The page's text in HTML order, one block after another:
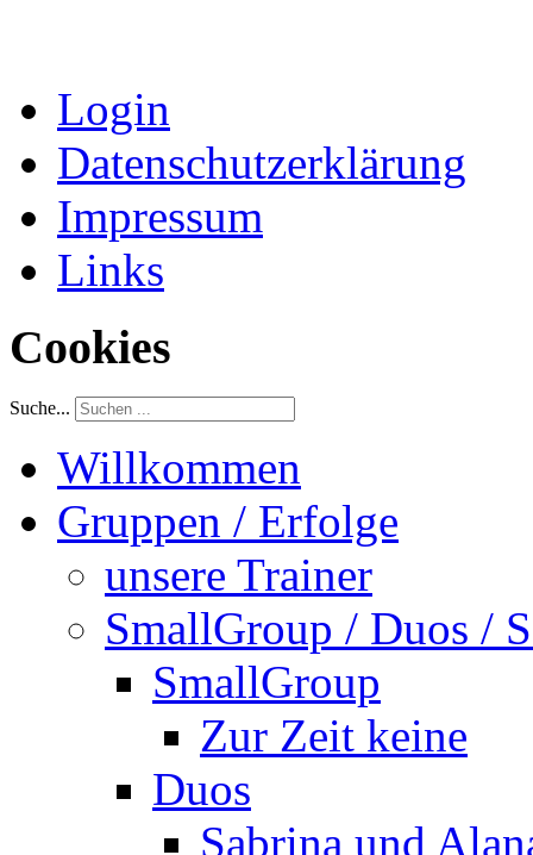
Login
Datenschutzerklärung
Impressum
Links
Cookies
Suche...
Willkommen
Gruppen / Erfolge
unsere Trainer
SmallGroup / Duos /
SmallGroup
Zur Zeit keine
Duos
Sabrina und